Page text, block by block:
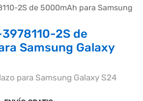
2S de
Samsung Galaxy
para Samsung Galaxy S24